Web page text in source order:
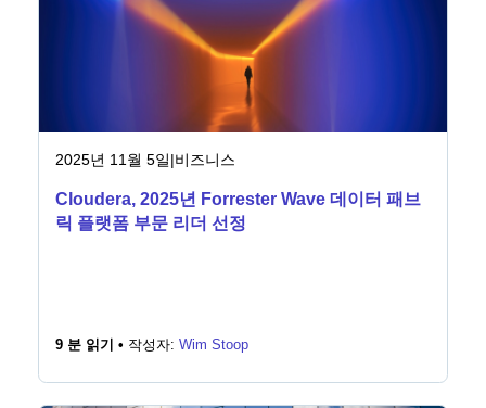
2025년 11월 5일|비즈니스
Cloudera, 2025년 Forrester Wave 데이터 패브
릭 플랫폼 부문 리더 선정
9 분 읽기 • 작성자: Wim Stoop